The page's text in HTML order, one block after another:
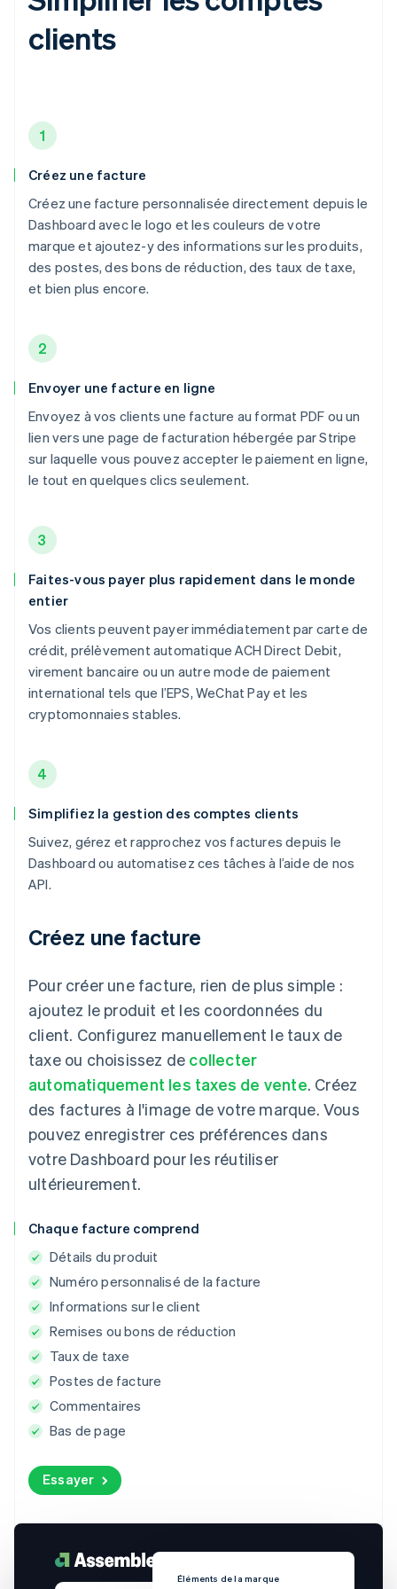
clients
1
Créez une facture
Créez une facture personnalisée directement depuis le
Dashboard avec le logo et les couleurs de votre
marque et ajoutez-y des informations sur les produits,
des postes, des bons de réduction, des taux de taxe,
et bien plus encore.
2
Envoyer une facture en ligne
Envoyez à vos clients une facture au format PDF ou un
lien vers une page de facturation hébergée par Stripe
sur laquelle vous pouvez accepter le paiement en ligne,
le tout en quelques clics seulement.
3
Faites-vous payer plus rapidement dans le monde
entier
Vos clients peuvent payer immédiatement par carte de
crédit, prélèvement automatique ACH Direct Debit,
virement bancaire ou un autre mode de paiement
international tels que l’EPS, WeChat Pay et les
cryptomonnaies stables.
4
Simplifiez la gestion des comptes clients
Suivez, gérez et rapprochez vos factures depuis le
Dashboard ou automatisez ces tâches à l’aide de nos
API.
Créez une facture
Pour créer une facture, rien de plus simple :
ajoutez le produit et les coordonnées du
client. Configurez manuellement le taux de
taxe ou choisissez de collecter
automatiquement les taxes de vente. Créez
des factures à l'image de votre marque. Vous
pouvez enregistrer ces préférences dans
votre Dashboard pour les réutiliser
ultérieurement.
Chaque facture comprend
Détails du produit
Numéro personnalisé de la facture
Informations sur le client
Remises ou bons de réduction
Taux de taxe
Postes de facture
Commentaires
Bas de page
Essayer
Éléments de la marque